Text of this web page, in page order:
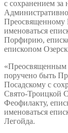
с сохранением за
Преосвященному
именоваться
Порфирию,
епископом
«Преосвященным
поручено быть
Посадскому с
Свято-Троицкой
Феофилакту,
именоваться
Легойда.